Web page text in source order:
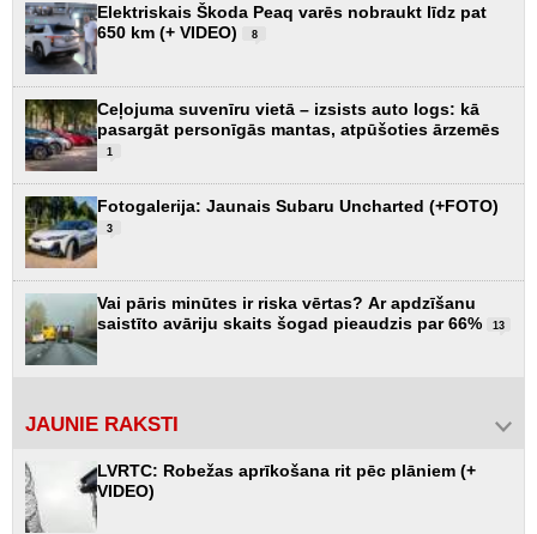
Elektriskais Škoda Peaq varēs nobraukt līdz pat
650 km (+ VIDEO)
8
Ceļojuma suvenīru vietā – izsists auto logs: kā
pasargāt personīgās mantas, atpūšoties ārzemēs
1
Fotogalerija: Jaunais Subaru Uncharted (+FOTO)
3
Vai pāris minūtes ir riska vērtas? Ar apdzīšanu
saistīto avāriju skaits šogad pieaudzis par 66%
13
JAUNIE RAKSTI
LVRTC: Robežas aprīkošana rit pēc plāniem (+
VIDEO)